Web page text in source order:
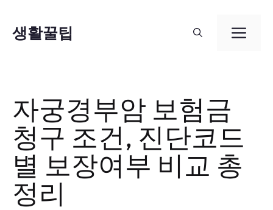
생활꿀팁
메
자궁경부암 보험금
청구 조건, 진단코드
별 보장여부 비교 총
정리